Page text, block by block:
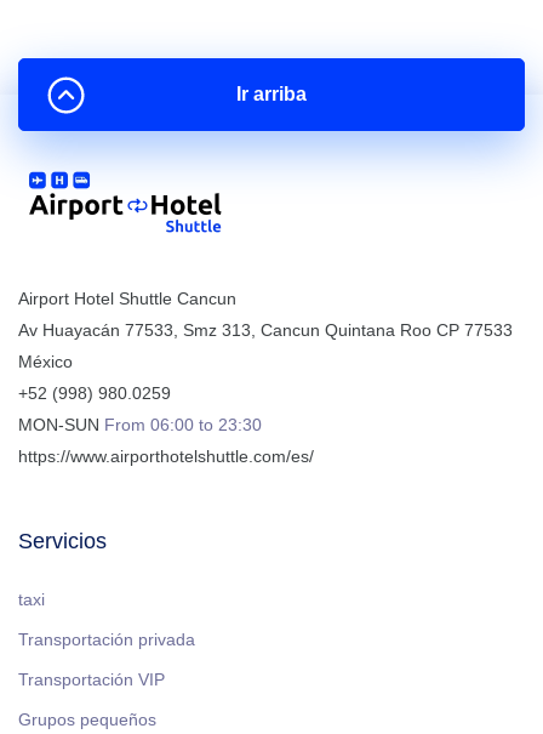
Airport Hotel Shuttle Cancun
Av Huayacán 77533, Smz 313 Cancun Quintana Roo CP 77533
México
+52 (998) 980.0259
MON-SUN From 06:00 to 23:30
https://www.airporthotelshuttle.com/es/
Servicios
taxi
Transportación privada
Transportación VIP
Grupos pequeños
Ir arriba